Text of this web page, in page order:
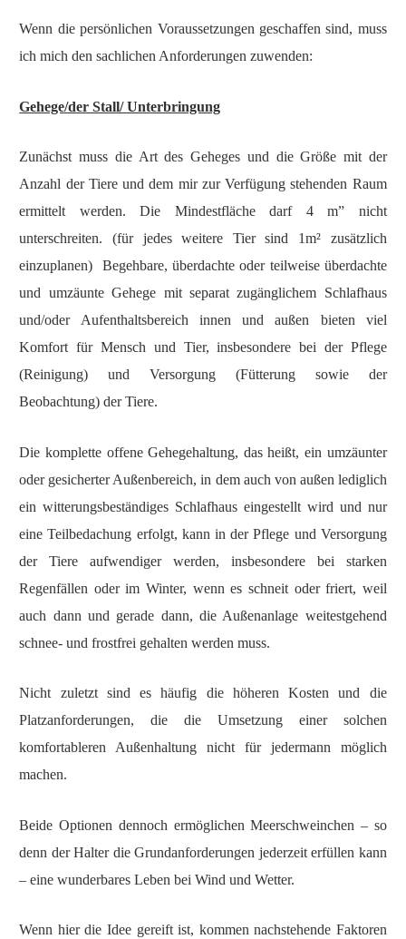
Wenn die persönlichen Voraussetzungen geschaffen sind, muss
ich mich den sachlichen Anforderungen zuwenden:
Gehege/der Stall/ Unterbringung
Zunächst muss die Art des Geheges und die Größe mit der
Anzahl der Tiere und dem mir zur Verfügung stehenden Raum
ermittelt werden. Die Mindestfläche darf 4 m” nicht
unterschreiten. (für jedes weitere Tier sind 1m² zusätzlich
einzuplanen) Begehbare, überdachte oder teilweise überdachte
und umzäunte Gehege mit separat zugänglichem Schlafhaus
und/oder Aufenthaltsbereich innen und außen bieten viel
Komfort für Mensch und Tier, insbesondere bei der Pflege
(Reinigung) und Versorgung (Fütterung sowie der
Beobachtung) der Tiere.
Die komplette offene Gehegehaltung, das heißt, ein umzäunter
oder gesicherter Außenbereich, in dem auch von außen lediglich
ein witterungsbeständiges Schlafhaus eingestellt wird und nur
eine Teilbedachung erfolgt, kann in der Pflege und Versorgung
der Tiere aufwendiger werden, insbesondere bei starken
Regenfällen oder im Winter, wenn es schneit oder friert, weil
auch dann und gerade dann, die Außenanlage weitestgehend
schnee- und frostfrei gehalten werden muss.
Nicht zuletzt sind es häufig die höheren Kosten und die
Platzanforderungen, die die Umsetzung einer solchen
komfortableren Außenhaltung nicht für jedermann möglich
machen.
Beide Optionen dennoch ermöglichen Meerschweinchen – so
denn der Halter die Grundanforderungen jederzeit erfüllen kann
– eine wunderbares Leben bei Wind und Wetter.
Wenn hier die Idee gereift ist, kommen nachstehende Faktoren